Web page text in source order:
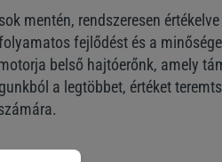
mentén, rendszeresen
fejlődést és a
belső hajtóerőnk, amely
a legtöbbet, értéket